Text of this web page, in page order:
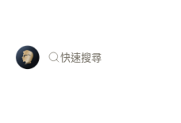
快速搜尋